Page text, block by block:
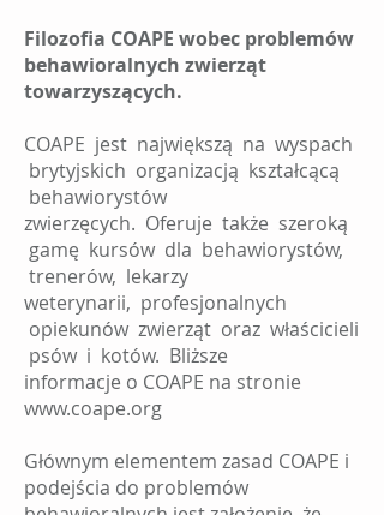
Filozofia COAPE wobec problemów
behawioralnych zwierząt
towarzyszących.
COAPE jest największą na wyspach
brytyjskich organizacją kształcącą
behawiorystów
zwierzęcych. Oferuje także szeroką
gamę kursów dla behawiorystów,
trenerów, lekarzy
weterynarii, profesjonalnych
opiekunów zwierząt oraz właścicieli
psów i kotów. Bliższe
informacje o COAPE na stronie
www.coape.org
Głównym elementem zasad COAPE i
podejścia do problemów